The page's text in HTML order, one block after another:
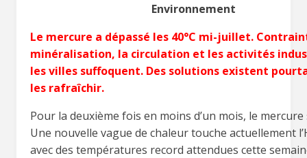
Environnement
Le mercure a dépassé les 40°C mi-juillet.
minéralisation, la circulation et les activités
les villes suffoquent. Des solutions existent
les rafraîchir.
Pour la deuxième fois en moins d’un mois, le mercure
Une nouvelle vague de chaleur touche actuellement
avec des températures record attendues cette